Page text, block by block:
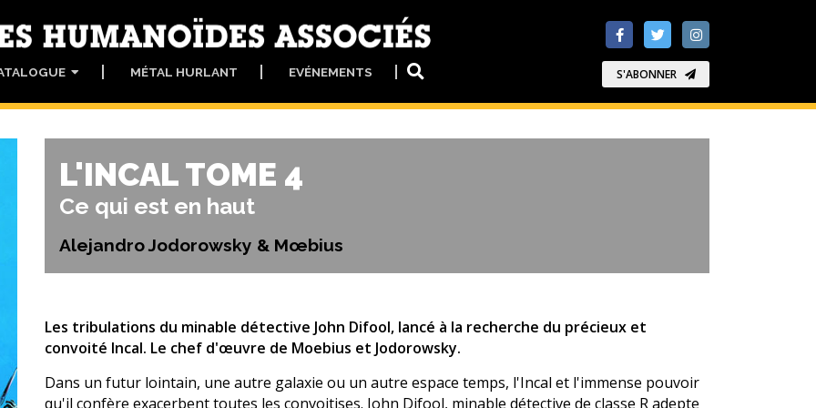
S'ABONNER
MÉTAL HURLANT EVÉNEMENTS
L'INCAL TOME 4
Ce qui est en haut
Alejandro Jodorowsky & Mœbius
Les tribulations du minable détective John Difool, lancé à la recherche du précieux et
convoité Incal. Le chef d'œuvre de Moebius et Jodorowsky.
Dans un futur lointain, une autre galaxie ou un autre espace temps, l'Incal et l'immense pouvoir
qu'il confère exacerbent toutes les convoitises. John Difool, minable détective de classe R adepte